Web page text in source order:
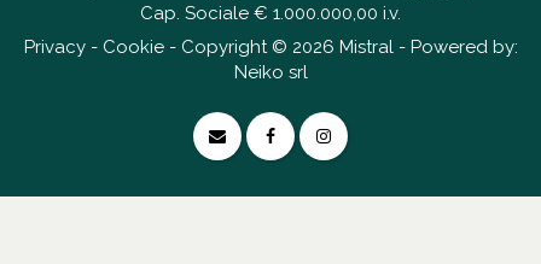
Cap. Sociale € 1.000.000,00 i.v.
Privacy- Cookie- Copyright © 2026 Mistral - Powered by:
Neiko srl